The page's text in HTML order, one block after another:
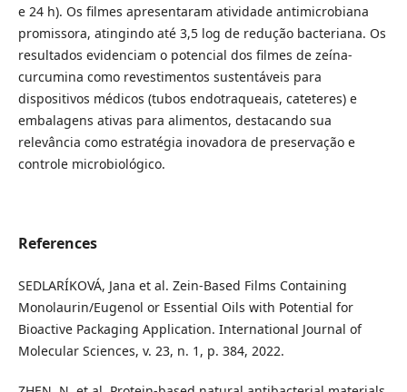
e 24 h). Os filmes apresentaram atividade antimicrobiana
promissora, atingindo até 3,5 log de redução bacteriana. Os
resultados evidenciam o potencial dos filmes de zeína-
curcumina como revestimentos sustentáveis para
dispositivos médicos (tubos endotraqueais, cateteres) e
embalagens ativas para alimentos, destacando sua
relevância como estratégia inovadora de preservação e
controle microbiológico.
References
SEDLARÍKOVÁ, Jana et al. Zein-Based Films Containing
Monolaurin/Eugenol or Essential Oils with Potential for
Bioactive Packaging Application. International Journal of
Molecular Sciences, v. 23, n. 1, p. 384, 2022.